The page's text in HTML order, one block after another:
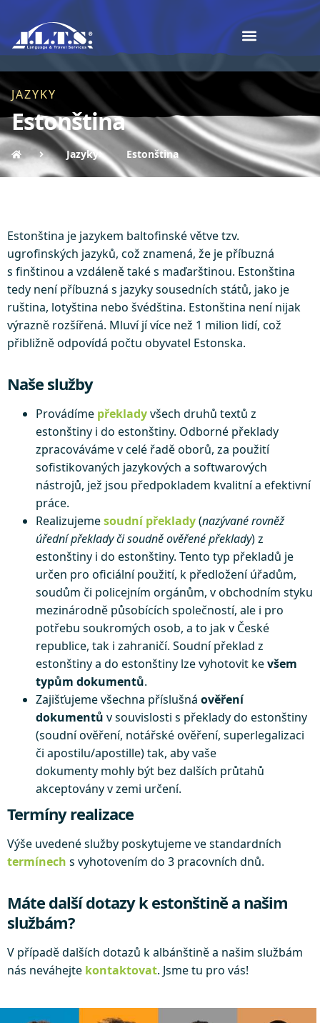
JAZYKY
Estonština
Jazyky Estonština
Estonština je jazykem baltofinské větve tzv.
ugrofinských jazyků, což znamená, že je příbuzná
s finštinou a vzdáleně také s maďarštinou. Estonština
tedy není příbuzná s jazyky sousedních států, jako je
ruština, lotyština nebo švédština. Estonština není nijak
výrazně rozšířená. Mluví jí více než 1 milion lidí, což
přibližně odpovídá počtu obyvatel Estonska.
Naše služby
Provádíme překladyvšech druhů textů z
estonštiny i do estonštiny. Odborné překlady
zpracováváme v celé řadě oborů, za použití
sofistikovaných jazykových a softwarových
nástrojů, jež jsou předpokladem kvalitní a efektivní
práce.
Realizujemesoudní překlady(nazývané rovněž
úřední překlady či soudně ověřené překlady) z
estonštiny i do estonštiny. Tento typ překladů je
určen pro oficiální použití, k předložení úřadům,
soudům či policejním orgánům, v obchodním styku
mezinárodně působících společností, ale i pro
potřebu soukromých osob, a to jak v České
republice, tak i zahraničí. Soudní překlad z
estonštiny a do estonštiny lze vyhotovit kevšem
typům dokumentů.
Zajišťujeme všechna příslušná ověření
dokumentů v souvislosti s překlady do estonštiny
(soudní ověření, notářské ověření, superlegalizaci
či apostilu/apostille) tak, aby vaše
dokumenty mohly být bez dalších průtahů
akceptovány v zemi určení.
Termíny realizace
Výše uvedené služby poskytujeme ve standardních
termínech s vyhotovením do 3 pracovních dnů.
Máte další dotazy k estonštině a našim
službám?
V případě dalších dotazů k albánštině a našim službám
nás neváhejte kontaktovat. Jsme tu pro vás!